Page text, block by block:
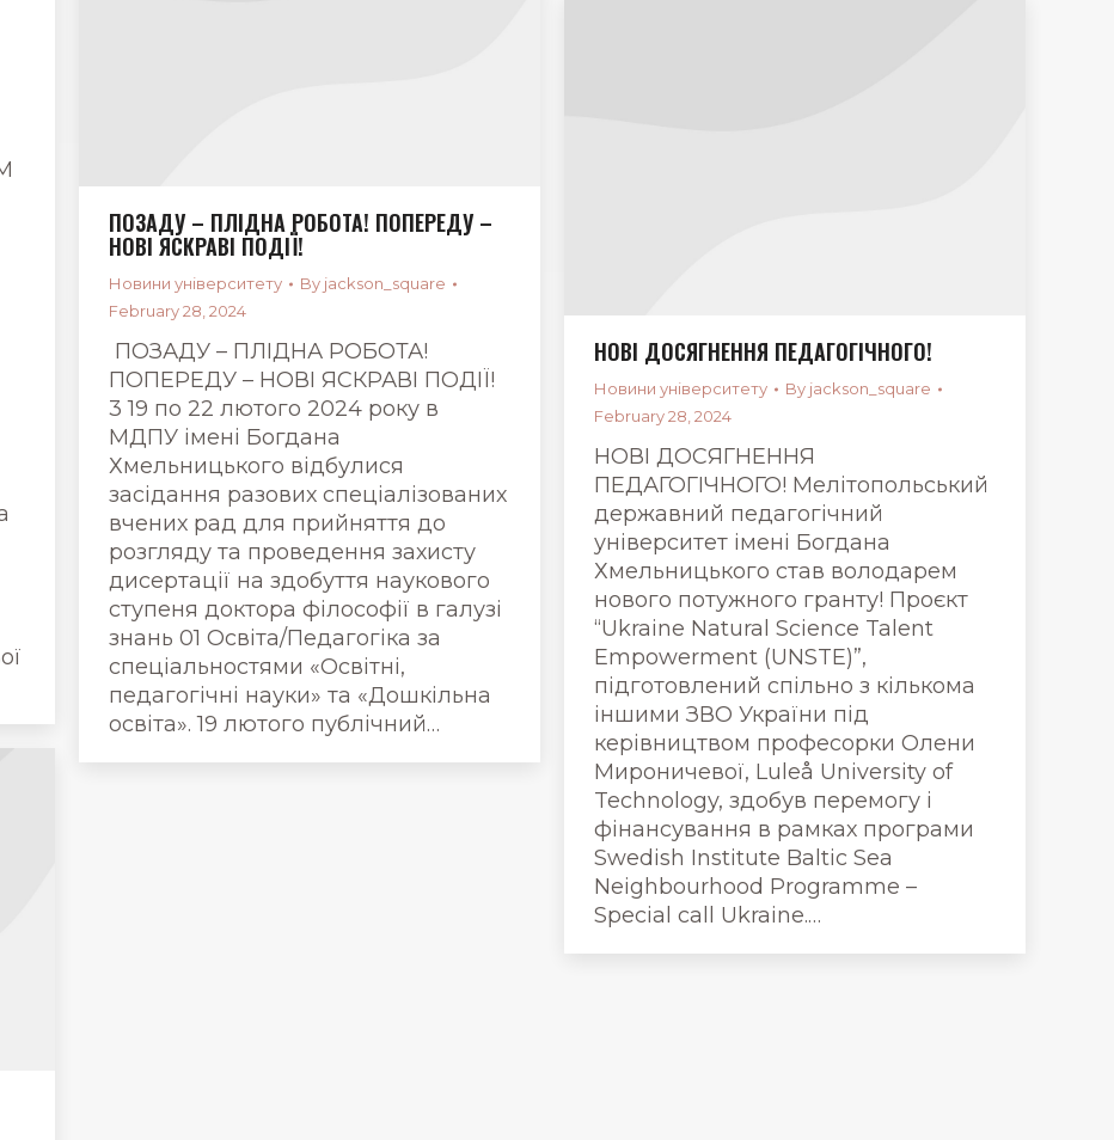
ПОЗАДУ – ПЛІДНА РОБОТА! ПОПЕРЕДУ –
НОВІ ЯСКРАВІ ПОДІЇ!
Новини університету By jackson_square
February 28, 2024
ПОЗАДУ – ПЛІДНА РОБОТА!
ПОПЕРЕДУ – НОВІ ЯСКРАВІ ПОДІЇ!
3 19 по 22 лютого 2024 року в
МДПУ імені Богдана
Хмельницького відбулися
засідання разових спеціалізованих
вчених рад для прийняття до
розгляду та проведення захисту
дисертації на здобуття наукового
ступеня доктора філософії в галузі
знань 01 Освіта/Педагогіка за
спеціальностями «Освітні,
педагогічні науки» та «Дошкільна
освіта». 19 лютого публічний…
НОВІ ДОСЯГНЕННЯ ПЕДАГОГІЧНОГО!
Новини університету By jackson_square
February 28, 2024
НОВІ ДОСЯГНЕННЯ
ПЕДАГОГІЧНОГО! Мелітопольський
державний педагогічний
університет імені Богдана
Хмельницького став володарем
нового потужного гранту! Проєкт
“Ukraine Natural Science Talent
Empowerment (UNSTE)”,
підготовлений спільно з кількома
іншими ЗВО України під
керівництвом професорки Олени
Мироничевої, Luleå University of
Technology, здобув перемогу і
фінансування в рамках програми
Swedish Institute Baltic Sea
Neighbourhood Programme –
Special call Ukraine.…